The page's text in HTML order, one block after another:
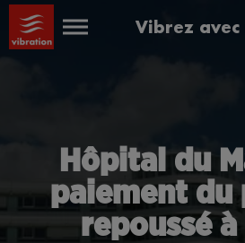
Vibrez avec
Hôpital du
paiement du
repoussé